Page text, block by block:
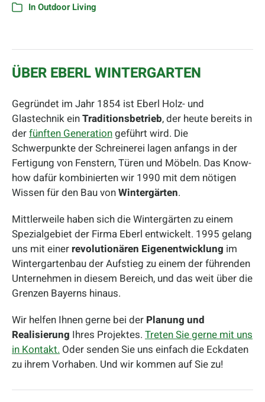
InOutdoor Living
ÜBER EBERL WINTERGARTEN
Gegründet im Jahr 1854 ist Eberl Holz- und
Glastechnik einTraditionsbetrieb, der heute bereits in
derfünften Generationgeführt wird. Die
Schwerpunkte der Schreinerei lagen anfangs in der
Fertigung von Fenstern, Türen und Möbeln. Das Know-
how dafür kombinierten wir 1990 mit dem nötigen
Wissen für den Bau vonWintergärten.
Mittlerweile haben sich die Wintergärten zu einem
Spezialgebiet der Firma Eberl entwickelt. 1995 gelang
uns mit einer revolutionären Eigenentwicklung im
Wintergartenbau der Aufstieg zu einem der führenden
Unternehmen in diesem Bereich, und das weit über die
Grenzen Bayerns hinaus.
Wir helfen Ihnen gerne bei der Planung und
Realisierung Ihres Projektes. Treten Sie gerne mit uns
in Kontakt. Oder senden Sie uns einfach die Eckdaten
zu ihrem Vorhaben. Und wir kommen auf Sie zu!